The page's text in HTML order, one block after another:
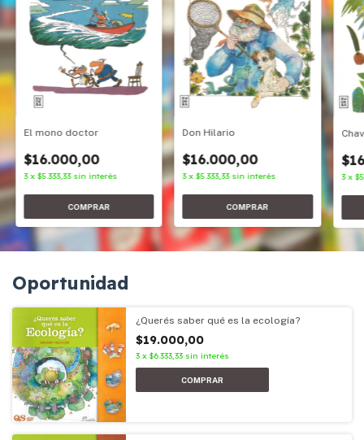
El mono doctor
$16.000,00
3 x $5.333,33 sin interés
Don Hilario
$16.000,00
3 x$5.333,33 sin interés 3 x
Oportunidad
¿Querés saber qué es la ecología?
$19.000,00
3 x $6.333,33 sin interés